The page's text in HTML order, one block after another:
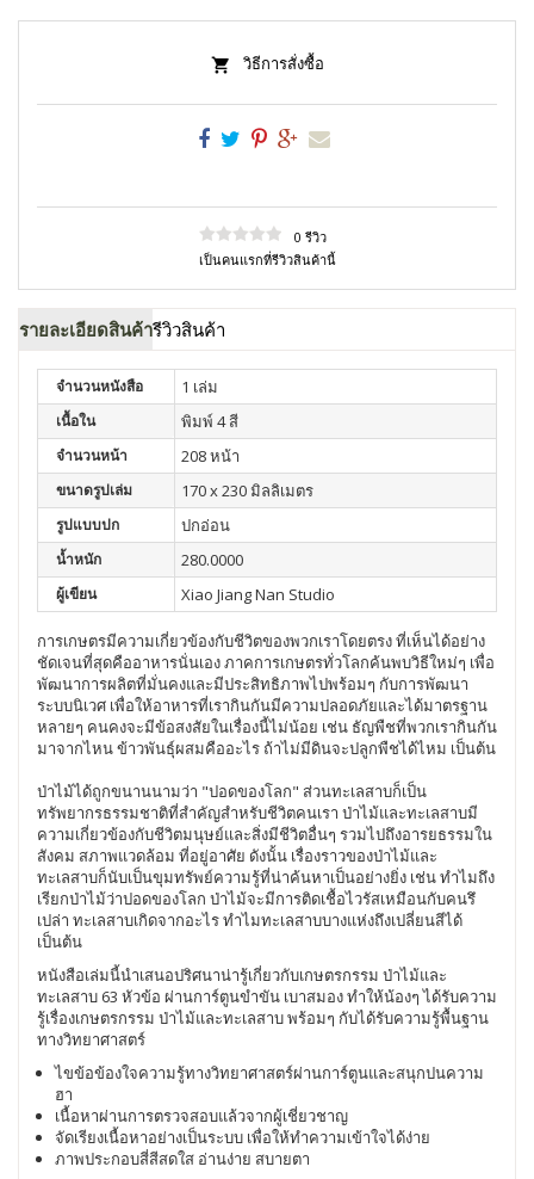
วิธีการสั่งซื้อ
0 รีวิว
เป็นคนแรกที่รีวิวสินค้านี้
รายละเอียดสินค้ารีวิวสินค้า
จำนวนหนังสือ 1 เล่ม
เนื้อใน พิมพ์ 4 สี
จำนวนหน้า 208 หน้า
ขนาดรูปเล่ม 170 x 230 มิลลิเมตร
รูปแบบปก ปกอ่อน
น้ำหนัก 280.0000
ผู้เขียน Xiao Jiang Nan Studio
การเกษตรมีความเกี่ยวข้องกับชีวิตของพวกเราโดยตรง ที่เห็นได้อย่าง
ชัดเจนที่สุดคืออาหารนั่นเอง ภาคการเกษตรทั่วโลกค้นพบวิธีใหม่ๆ เพื่อ
พัฒนาการผลิตที่มั่นคงและมีประสิทธิภาพไปพร้อมๆ กับการพัฒนา
ระบบนิเวศ เพื่อให้อาหารที่เรากินกันมีความปลอดภัยและได้มาตรฐาน
หลายๆ คนคงจะมีข้อสงสัยในเรื่องนี้ไม่น้อย เช่น ธัญพืชที่พวกเรากินกัน
มาจากไหน ข้าวพันธุ์ผสมคืออะไร ถ้าไม่มีดินจะปลูกพืชได้ไหม เป็นต้น
ป่าไม้ได้ถูกขนานนามว่า "ปอดของโลก" ส่วนทะเลสาบก็เป็น
ทรัพยากรธรรมชาติที่สำคัญสำหรับชีวิตคนเรา ป่าไม้และทะเลสาบมี
ความเกี่ยวข้องกับชีวิตมนุษย์และสิ่งมีชีวิตอื่นๆ รวมไปถึงอารยธรรมใน
สังคม สภาพแวดล้อม ที่อยู่อาศัย ดังนั้น เรื่องราวของป่าไม้และ
ทะเลสาบก็นับเป็นขุมทรัพย์ความรู้ที่น่าค้นหาเป็นอย่างยิ่ง เช่น ทำไมถึง
เรียกป่าไม้ว่าปอดของโลก ป่าไม้จะมีการติดเชื้อไวรัสเหมือนกับคนรึ
เปล่า ทะเลสาบเกิดจากอะไร ทำไมทะเลสาบบางแห่งถึงเปลี่ยนสีได้
เป็นต้น
หนังสือเล่มนี้นำเสนอปริศนาน่ารู้เกี่ยวกับเกษตรกรรม ป่าไม้และ
ทะเลสาบ 63 หัวข้อ ผ่านการ์ตูนขำขัน เบาสมอง ทำให้น้องๆ ได้รับความ
รู้เรื่องเกษตรกรรม ป่าไม้และทะเลสาบ พร้อมๆ กับได้รับความรู้พื้นฐาน
ทางวิทยาศาสตร์
ไขข้อข้องใจความรู้ทางวิทยาศาสตร์ผ่านการ์ตูนและสนุกปนความ
ฮา
เนื้อหาผ่านการตรวจสอบแล้วจากผู้เชี่ยวชาญ
จัดเรียงเนื้อหาอย่างเป็นระบบ เพื่อให้ทำความเข้าใจได้ง่าย
ภาพประกอบสี่สีสดใส อ่านง่าย สบายตา